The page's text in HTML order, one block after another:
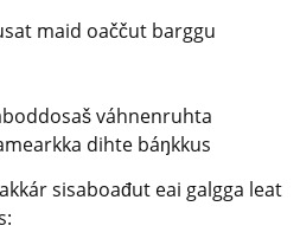
maid oaččut barggu
váhnenruhta
dihte báŋkkus
sisaboađut eai galgga leat